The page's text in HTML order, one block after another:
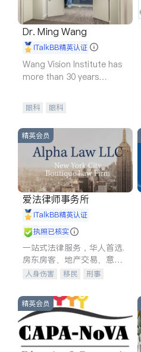
Dr. Ming Wang
iTalkBB精英认证
Wang Vision Institute has
more than 30 years
眼科 眼科
精英会员
爱法律师事务所
iTalkBB精英认证
执照已核实
一站式法律服务，华人首选.
房东房客、地产交易、意外
伤害、车祸重伤、商业诉
建筑合同、刑事案件全包办
人身伤害 移民
刑事
信托/遗嘱
商业
索赔
律师-其它 保释
精英会员